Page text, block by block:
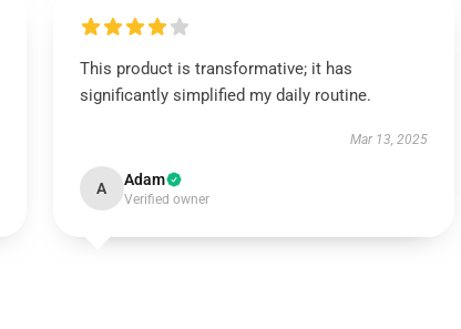
This product is transformative; it has
significantly simplified my daily routine.
Mar 13, 2025
A Adam
Verified owner